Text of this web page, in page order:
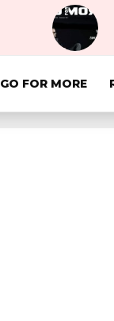
GO FOR MORE